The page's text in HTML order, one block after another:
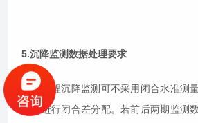
5.沉降监测数据处理要求
建筑工程沉降监测可不采用闭合水准测
不要进行闭合差分配。若前后两期监测